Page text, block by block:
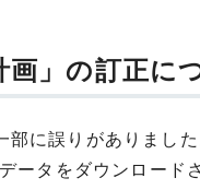
画」の訂正に
部に誤りがありまし
ータをダウンロード